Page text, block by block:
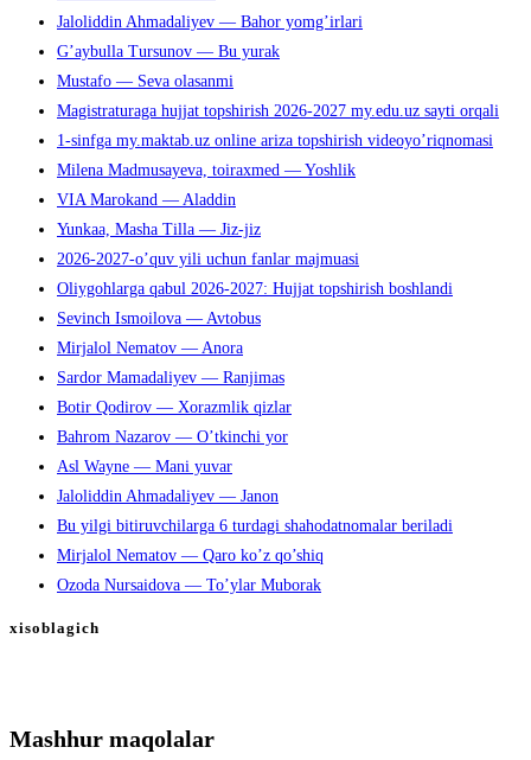
Jaloliddin Ahmadaliyev — Bahor yomg’irlari
G’aybulla Tursunov — Bu yurak
Mustafo — Seva olasanmi
Magistraturaga hujjat topshirish 2026-2027 my.edu.uz sayti orqali
1-sinfga my.maktab.uz online ariza topshirish videoyo’riqnomasi
Milena Madmusayeva, toiraxmed — Yoshlik
VIA Marokand — Aladdin
Yunkaa, Masha Tilla — Jiz-jiz
2026-2027-o’quv yili uchun fanlar majmuasi
Oliygohlarga qabul 2026-2027: Hujjat topshirish boshlandi
Sevinch Ismoilova — Avtobus
Mirjalol Nematov — Anora
Sardor Mamadaliyev — Ranjimas
Botir Qodirov — Xorazmlik qizlar
Bahrom Nazarov — O’tkinchi yor
Asl Wayne — Mani yuvar
Jaloliddin Ahmadaliyev — Janon
Bu yilgi bitiruvchilarga 6 turdagi shahodatnomalar beriladi
Mirjalol Nematov — Qaro ko’z qo’shiq
Ozoda Nursaidova — To’ylar Muborak
xisoblagich
Mashhur maqolalar